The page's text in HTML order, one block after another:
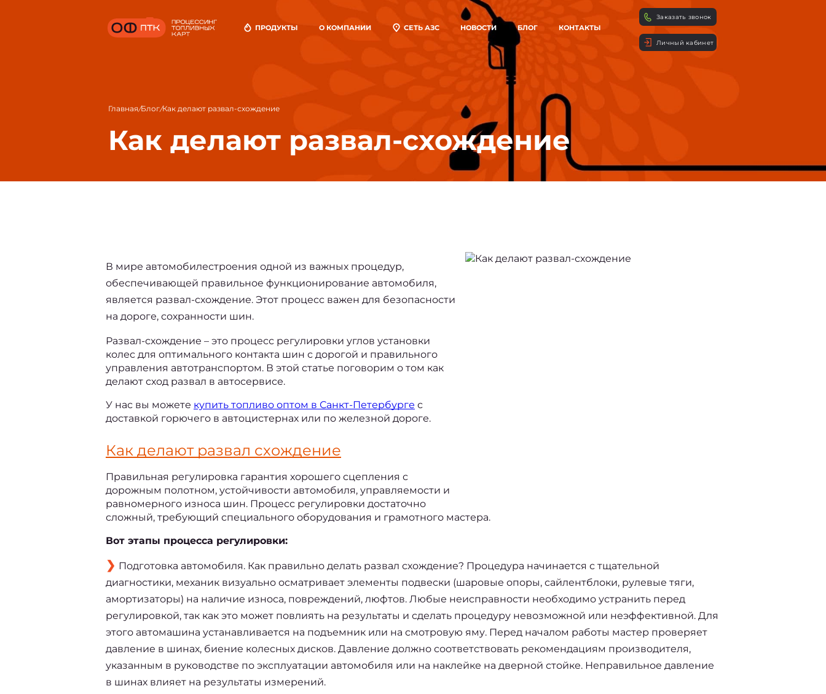
ПРОДУКТЫ О КОМПАНИИ СЕТЬ АЗС НОВОСТИ БЛОГ КОНТАКТЫ
Заказать звонок
Личный кабинет
Главная/Блог/Как делают развал-схождение
Как делают развал-схождение
В мире автомобилестроения одной из важных процедур,
обеспечивающей правильное функционирование автомобиля,
является развал-схождение. Этот процесс важен для безопасности
на дороге, сохранности шин.
Развал-схождение – это процесс регулировки углов установки
колес для оптимального контакта шин с дорогой и правильного
управления автотранспортом. В этой статье поговорим о том как
делают сход развал в автосервисе.
У нас вы можете купить топливо оптом в Санкт-Петербурге с
доставкой горючего в автоцистернах или по железной дороге.
Как делают развал схождение
Правильная регулировка гарантия хорошего сцепления с
дорожным полотном, устойчивости автомобиля, управляемости и
равномерного износа шин. Процесс регулировки достаточно
сложный, требующий специального оборудования и грамотного мастера.
Вот этапы процесса регулировки:
Подготовка автомобиля. Как правильно делать развал схождение? Процедура начинается с тщательной
диагностики, механик визуально осматривает элементы подвески (шаровые опоры, сайлентблоки, рулевые тяги,
амортизаторы) на наличие износа, повреждений, люфтов. Любые неисправности необходимо устранить перед
регулировкой, так как это может повлиять на результаты и сделать процедуру невозможной или неэффективной. Для
этого автомашина устанавливается на подъемник или на смотровую яму. Перед началом работы мастер проверяет
давление в шинах, биение колесных дисков. Давление должно соответствовать рекомендациям производителя,
указанным в руководстве по эксплуатации автомобиля или на наклейке на дверной стойке. Неправильное давление
в шинах влияет на результаты измерений.